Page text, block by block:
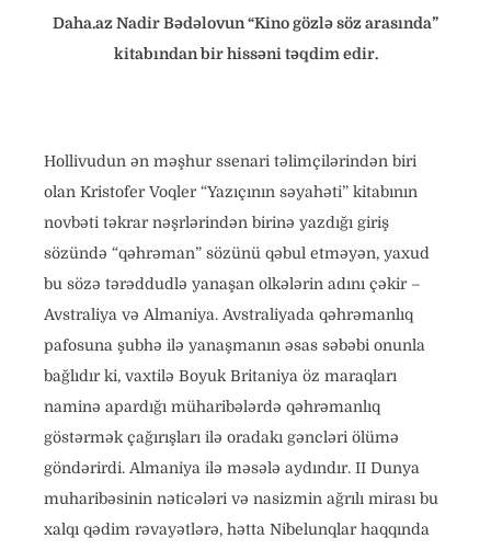
Daha.az Nadir Bədəlovun“Kino gözlə söz arasında”
kitabından bir hissəni təqdim edir.
Hollivudun ən məşhur ssenari təlimçilərindən biri
olan Kristofer Voqler “Yazıçının səyahəti” kitabının
novbəti təkrar nəşrlərindən birinə yazdığı giriş
sözündə “qəhrəman” sözünü qəbul etməyən, yaxud
bu sözə tərəddudlə yanaşan olkələrin adını çəkir –
Avstraliya və Almaniya. Avstraliyada qəhrəmanlıq
pafosuna şubhə ilə yanaşmanın əsas səbəbi onunla
bağlıdır ki, vaxtilə Boyuk Britaniya öz maraqları
naminə apardığı müharibələrdə qəhrəmanlıq
göstərmək çağırışları ilə oradakı gəncləri ölümə
göndərirdi. Almaniya ilə məsələ aydındır. II Dunya
muharibəsinin nəticələri və nasizmin ağrılı mirası bu
xalqı qədim rəvayətlərə, hətta Nibelunqlar haqqında